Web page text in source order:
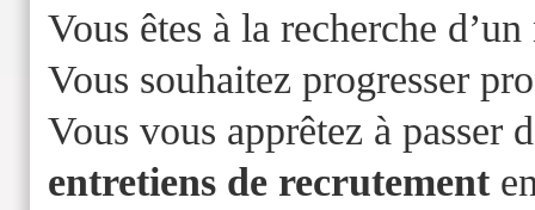
Vous êtes à la recherche
Vous souhaitez progresser
Vous vous apprêtez à passer
entretiens de recrutement